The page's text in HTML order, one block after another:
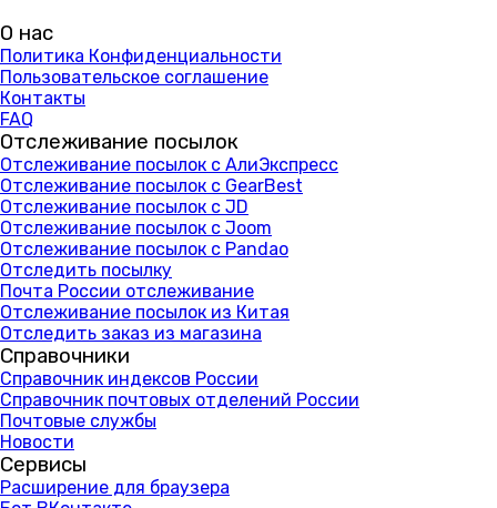
О нас
Политика Конфиденциальности
Пользовательское соглашение
Контакты
FAQ
Отслеживание посылок
Отслеживание посылок с АлиЭкспресс
Отслеживание посылок с GearBest
Отслеживание посылок с JD
Отслеживание посылок с Joom
Отслеживание посылок с Pandao
Отследить посылку
Почта России отслеживание
Отслеживание посылок из Китая
Отследить заказ из магазина
Справочники
Справочник индексов России
Справочник почтовых отделений России
Почтовые службы
Новости
Сервисы
Расширение для браузера